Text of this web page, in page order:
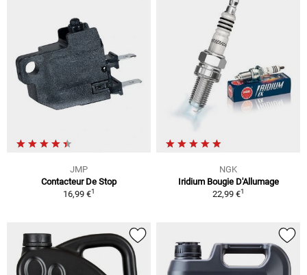
JMP
Contacteur De Stop
16,99 €1
NGK
Iridium Bougie D'Allumage
22,99 €1